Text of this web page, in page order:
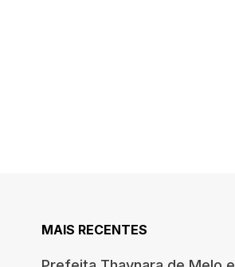
MAIS RECENTES